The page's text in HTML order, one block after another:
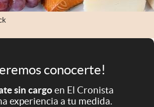
conocerte!
sin cargoen El Cronista
experiencia a tu medida.